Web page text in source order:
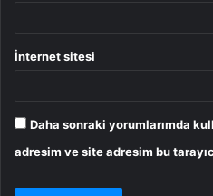
İnternet sitesi
Daha sonraki yorumlarımda
adresim ve site adresim bu